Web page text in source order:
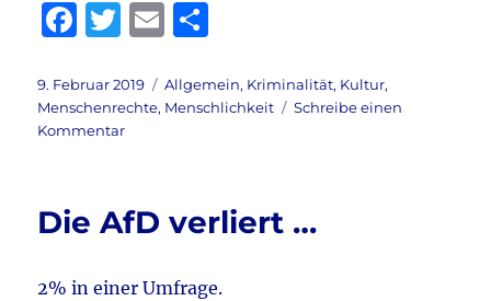
F
c
e
o
T
it
te
E
ai
l
le
n
Veröffentlicht
am
9. Februar 2019 Kategorien
Allgemein, Kriminalität, Kultur,
Menschenrechte, Menschlichkeit
Schreibe einen
Kommentarzu
10.2.2019:
Anne
Die AfD verliert …
2% in einer Umfrage.